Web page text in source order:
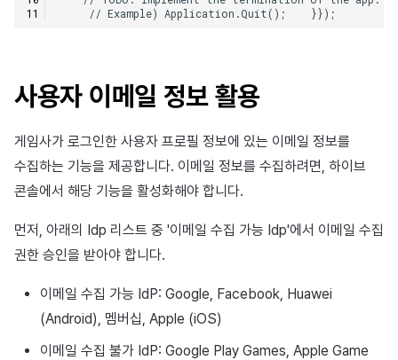
사용자 이메일 정보 활용
게임사가 로그인한 사용자 프로필 정보에 있는 이메일 정보를
수집하는 기능을 제공합니다. 이메일 정보를 수집하려면, 하이브
콘솔에서 해당 기능을 활성화해야 합니다.
먼저, 아래의 Idp 리스트 중 '이메일 수집 가능 Idp'에서 이메일 수집
권한 승인을 받아야 합니다.
이메일 수집 가능 IdP: Google, Facebook, Huawei
(Android), 멤버십, Apple (iOS)
이메일 수집 불가 IdP: Google Play Games, Apple Game